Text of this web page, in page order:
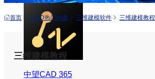
中望CAD 365
首页 CAD热门问题 三维建模软件 三维建模教程
三维建模教程